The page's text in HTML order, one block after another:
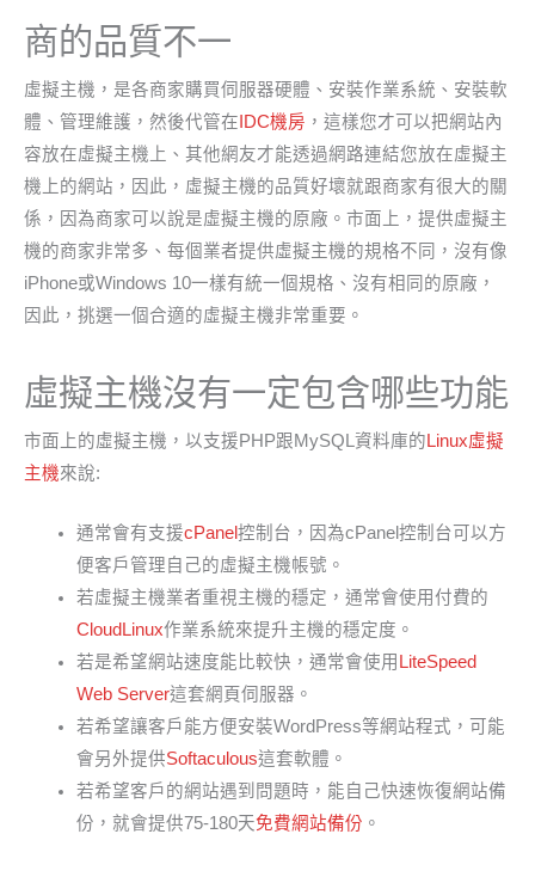
商的品質不一
虛擬主機，是各商家購買伺服器硬體、安裝作業系統、安裝軟
體、管理維護，然後代管在 IDC機房 ，這樣您才可以把網站內
容放在虛擬主機上、其他網友才能透過網路連結您放在虛擬主
機上的網站，因此，虛擬主機的品質好壞就跟商家有很大的關
係，因為商家可以說是虛擬主機的原廠。市面上，提供虛擬主
機的商家非常多、每個業者提供虛擬主機的規格不同，沒有像
iPhone或Windows 10一樣有統一個規格、沒有相同的原廠，
因此，挑選一個合適的虛擬主機非常重要。
虛擬主機沒有一定包含哪些功能
市面上的虛擬主機，以支援PHP跟MySQL資料庫的Linux虛擬
主機來說:
通常會有支援cPanel控制台，因為cPanel控制台可以方
便客戶管理自己的虛擬主機帳號。
若虛擬主機業者重視主機的穩定，通常會使用付費的
CloudLinux作業系統來提升主機的穩定度。
若是希望網站速度能比較快，通常會使用 LiteSpeed
Web Server這套網頁伺服器。
若希望讓客戶能方便安裝WordPress等網站程式，可能
會另外提供Softaculous這套軟體。
若希望客戶的網站遇到問題時，能自己快速恢復網站備
份，就會提供75-180天免費網站備份 。